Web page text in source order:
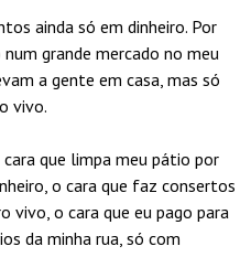
ainda só em dinheiro. Por
grande mercado no meu
a gente em casa, mas só
vivo.
que limpa meu pátio por
o cara que faz consertos
vivo, o cara que eu pago para
da minha rua, só com